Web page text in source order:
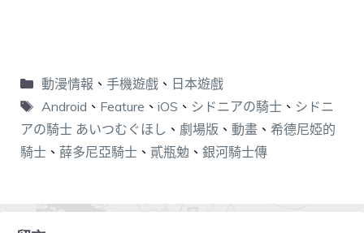
動漫情報 、 手機遊戲、 日本遊戲
Android 、 Feature 、 iOS 、 シドニアの騎士、 シドニ
アの騎士 あいつむぐほし 、 劇場版 、 動畫 、 希德尼婭的
騎士 、 薛多尼亞騎士 、 貳瓶勉 、 銀河騎士傳